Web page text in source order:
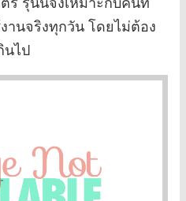
านจริงทุกวัน โดยไม่ต้อง
นไป